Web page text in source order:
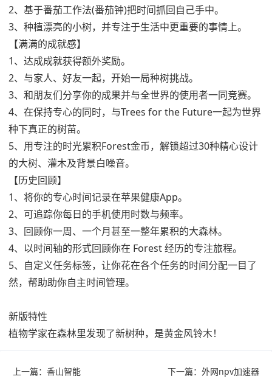
2、基于番茄工作法(番茄钟)把时间抓回自己手中。
3、种植漂亮的小树，并专注于生活中更重要的事情上。
【满满的成就感】
1、达成成就获得额外奖励。
2、与家人、好友一起，开始一局种树挑战。
3、和朋友们分享你的成果并与全世界的使用者一同竞赛。
4、在保持专心的同时，与Trees for the Future一起为世界
种下真正的树苗。
5、用专注的时光累积Forest金币，解锁超过30种精心设计
的大树、灌木及背景白噪音。
【历史回顾】
1、将你的专心时间记录在苹果健康App。
2、可追踪你每日的手机使用时数与频率。
3、回顾你一周、一个月甚至一整年累积的大森林。
4、以时间轴的形式回顾你在 Forest 经历的专注旅程。
5、自定义任务标签，让你花在各个任务的时间分配一目了
然，帮助助你自主时间管理。
新版特性
植物学家在森林里发现了新树种，是黄金风铃木！
上一篇： 香山智能 下一篇： 外网npv加速器